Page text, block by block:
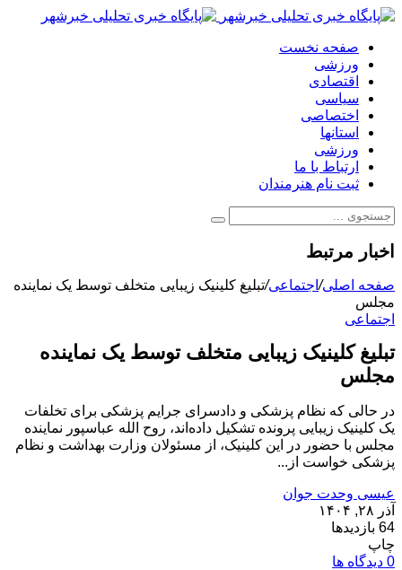
صفحه نخست
ورزشی
اقتصادی
سیاسی
اختصاصی
استانها
ورزشی
ارتباط با ما
ثبت نام هنرمندان
اخبار مرتبط
صفحه اصلی/اجتماعی/تبلیغ کلینیک زیبایی متخلف توسط یک نماینده
مجلس
اجتماعی
تبلیغ کلینیک زیبایی متخلف توسط یک نماینده
مجلس
در حالی که نظام پزشکی و دادسرای جرایم پزشکی برای تخلفات
یک کلینیک زیبایی پرونده تشکیل داده‌اند، روح الله عباسپور نماینده
مجلس با حضور در این کلینیک، از مسئولان وزارت بهداشت و نظام
پزشکی خواست از...
عیسی وحدت جوان
آذر ۲۸, ۱۴۰۴
64 بازدیدها
چاپ
0 دیدگاه ها